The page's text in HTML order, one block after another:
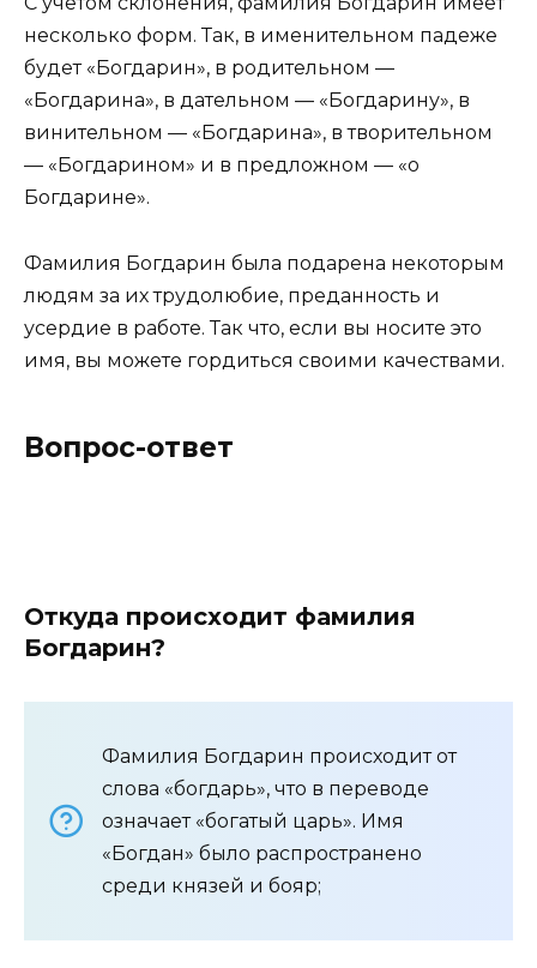
несколько форм. Так, в именительном падеже
будет «Богдарин», в родительном —
«Богдарина», в дательном — «Богдарину», в
винительном — «Богдарина», в творительном
— «Богдарином» и в предложном — «о
Богдарине».
Фамилия Богдарин была подарена некоторым
людям за их трудолюбие, преданность и
усердие в работе. Так что, если вы носите это
имя, вы можете гордиться своими качествами.
Вопрос-ответ
Откуда происходит фамилия
Богдарин?
Фамилия Богдарин происходит от
слова «богдарь», что в переводе
означает «богатый царь». Имя
«Богдан» было распространено
среди князей и бояр;